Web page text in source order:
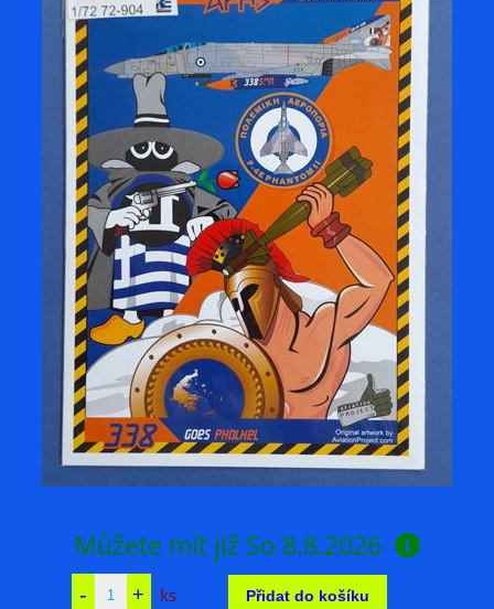
Můžete mít již So 8.8.2026
ks